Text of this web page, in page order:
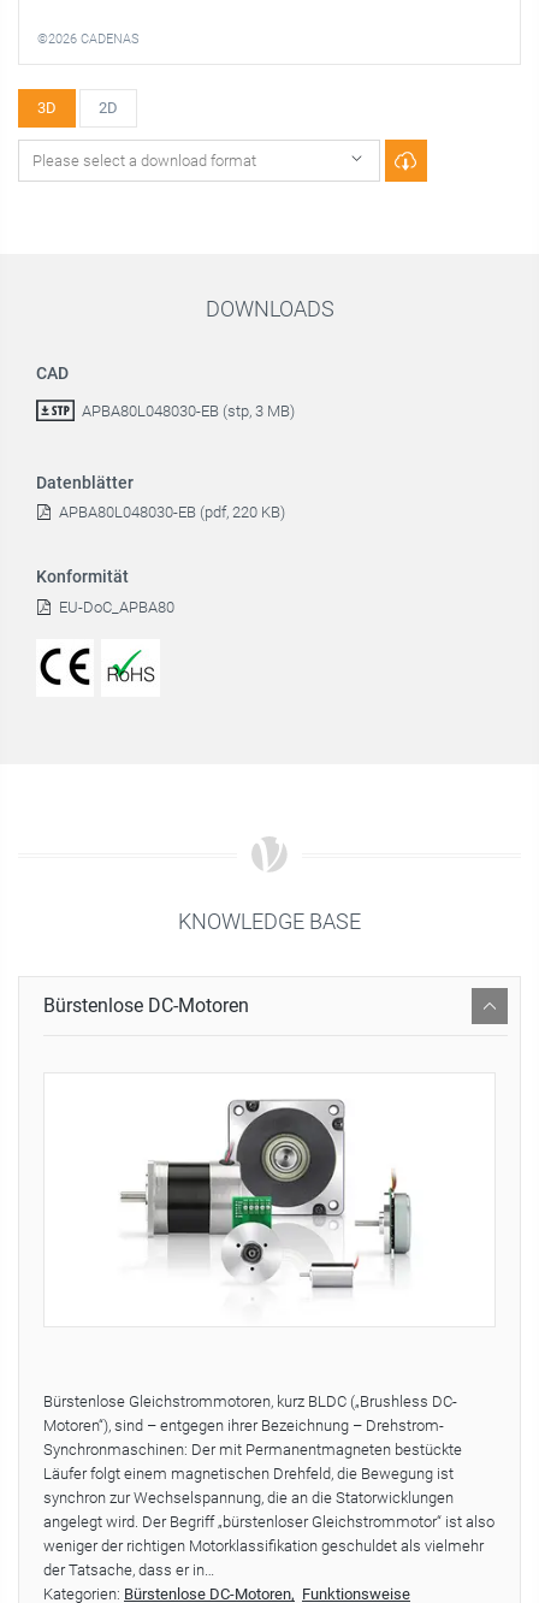
©2026 CADENAS
3D 2D
DOWNLOADS
CAD
APBA80L048030-EB (stp, 3 MB)
Datenblätter
APBA80L048030-EB (pdf, 220 KB)
Konformität
EU-DoC_APBA80
KNOWLEDGE BASE
Bürstenlose DC-Motoren
Bürstenlose Gleichstrommotoren, kurz BLDC („Brushless DC-
Motoren“), sind – entgegen ihrer Bezeichnung – Drehstrom-
Synchronmaschinen: Der mit Permanentmagneten bestückte
Läufer folgt einem magnetischen Drehfeld, die Bewegung ist
synchron zur Wechselspannung, die an die Statorwicklungen
angelegt wird. Der Begriff „bürstenloser Gleichstrommotor“ ist also
weniger der richtigen Motorklassifikation geschuldet als vielmehr
der Tatsache, dass er in…
Kategorien: Bürstenlose DC-Motoren Funktionsweise